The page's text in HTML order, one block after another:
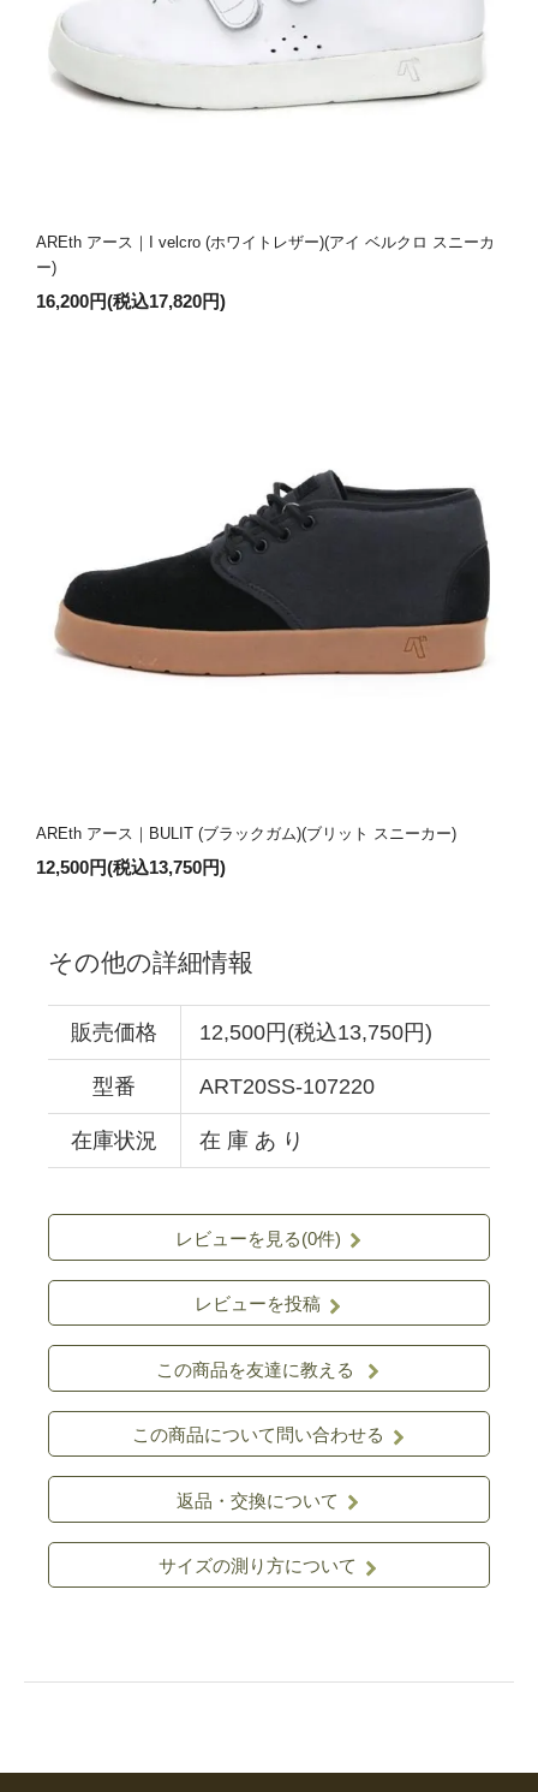
AREth アース｜I velcro (ホワイトレザー)(アイ ベルクロ スニーカ
ー)
16,200円(税込17,820円)
AREth アース｜BULIT (ブラックガム)(ブリット スニーカー)
12,500円(税込13,750円)
その他の詳細情報
販売価格 12,500円(税込13,750円)
型番 ART20SS-107220
在庫状況 在 庫 あ り
レビューを見る(0件)
レビューを投稿
この商品を友達に教える
この商品について問い合わせる
返品・交換について
サイズの測り方について